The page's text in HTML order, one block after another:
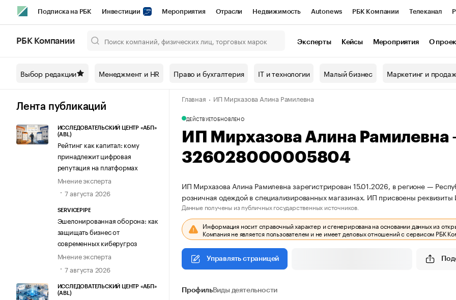
Подписка на РБК Инвестиции Мероприятия Отрасли Недвижимость Autonews РБК Компании Телеканал
Спецпроекты СПб Конференции СПб Спецпроекты Проверка контрагентов
Технологии и медиа Рынок наличной валюты
РБК Компании Эксперты Кейсы Мероприятия О
Выбор редакции Менеджмент и HR Право и бухгалтерия IT и технологии Малый бизнес Маркетинг и
Лента публикаций
ИССЛЕДОВАТЕЛЬСКИЙ ЦЕНТР «АБП»
(ABL)
Рейтинг как капитал: кому
принадлежит цифровая
репутация на платформах
Мнение эксперта
7 августа 2026
SERVICEPIPE
Эшелонированная оборона: как
защищать бизнес от
современных киберугроз
Мнение эксперта
7 августа 2026
ИССЛЕДОВАТЕЛЬСКИЙ ЦЕНТР «АБП»
(ABL)
Главная ИП Мирхазова Алина Рамилевна
ДЕЙСТВУЕТОБНОВЛЕНО
ИП Мирхазова Алина
326028000005804
ИП Мирхазова Алина Рамилевна зарегистрирован 15.01.2026, в регионе —
розничная одеждой в специализированных магазинах. ИП присвоены
Данные получены из публичных государственных источников.
Информация носит справочный характер и сгенерирована на основании данных из
Компания не является пользователем и не имеет деловых отношений с сервисом РБК
Управлять страницей
ПрофильВиды деятельности